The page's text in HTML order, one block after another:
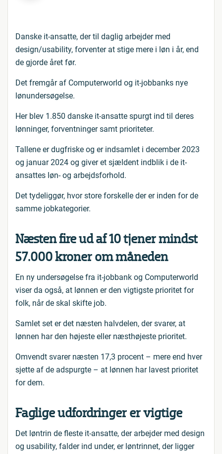
Danske it-ansatte, der til daglig arbejder med
design/usability, forventer at stige mere i løn i år, end
de gjorde året før.
Det fremgår af Computerworld og it-jobbanks nye
lønundersøgelse.
Her blev 1.850 danske it-ansatte spurgt ind til deres
lønninger, forventninger samt prioriteter.
Tallene er dugfriske og er indsamlet i december 2023
og januar 2024 og giver et sjældent indblik i de it-
ansattes løn- og arbejdsforhold.
Det tydeliggør, hvor store forskelle der er inden for de
samme jobkategorier.
Næsten fire ud af 10 tjener mindst
57.000 kroner om måneden
En ny undersøgelse fra it-jobbank og Computerworld
viser da også, at lønnen er den vigtigste prioritet for
folk, når de skal skifte job.
Samlet set er det næsten halvdelen, der svarer, at
lønnen har den højeste eller næsthøjeste prioritet.
Omvendt svarer næsten 17,3 procent – mere end hver
sjette af de adspurgte – at lønnen har lavest prioritet
for dem.
Faglige udfordringer er vigtige
Det løntrin de fleste it-ansatte, der arbejder med design
og usability, falder ind under, er løntrinnet, der ligger